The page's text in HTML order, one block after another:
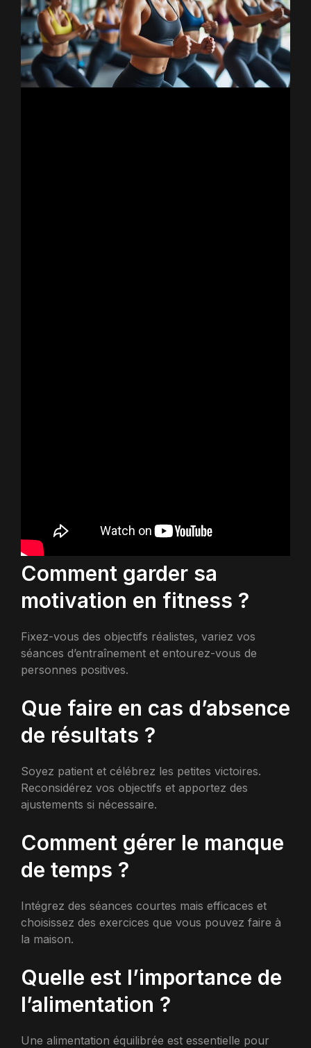
Comment garder sa
motivation en fitness ?
Fixez-vous des objectifs réalistes, variez vos
séances d’entraînement et entourez-vous de
personnes positives.
Que faire en cas d’absence
de résultats ?
Soyez patient et célébrez les petites victoires.
Reconsidérez vos objectifs et apportez des
ajustements si nécessaire.
Comment gérer le manque
de temps ?
Intégrez des séances courtes mais efficaces et
choisissez des exercices que vous pouvez faire à
la maison.
Quelle est l’importance de
l’alimentation ?
Une alimentation équilibrée est essentielle pour